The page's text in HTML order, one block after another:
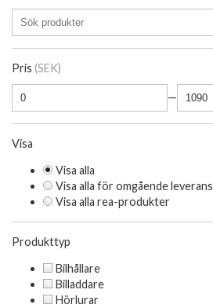
Pris (SEK)
—
Visa
Visa alla
Visa alla för omgående leverans
Visa alla rea-produkter
Produkttyp
Bilhållare
Billaddare
Hörlurar